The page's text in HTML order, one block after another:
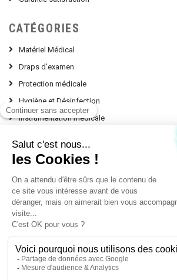
CATÉGORIES
Matériel Médical
Draps d'examen
Protection médicale
Hygiène et Désinfection
Instrumentation médicale
contact @
151, avenue Alphonse
Le Panorama Z.I. Toulon